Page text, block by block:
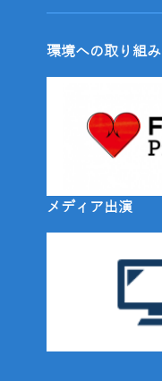
環境への取り組み
メディア出演